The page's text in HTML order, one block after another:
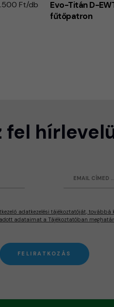
Ft/db
Evo-Titán D-
fűtőpatron
fel
adatkezelési tájékoztatóját, továbbá
adataimat a Tájékoztatóban
FELIRATKOZÁS